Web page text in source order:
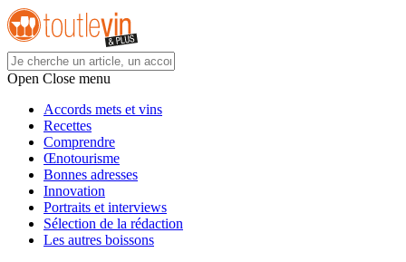
Open Close menu
Accords mets et vins
Recettes
Comprendre
Œnotourisme
Bonnes adresses
Innovation
Portraits et interviews
Sélection de la rédaction
Les autres boissons